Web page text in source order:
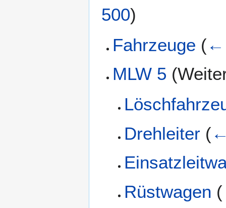
500)
Fahrzeuge (←
MLW 5
Drehleiter (
Rüstwagen (